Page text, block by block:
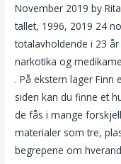
November 2019 by
tallet, 1996, 2019 24
totalavholdende i 23
narkotika og
. På ekstern lager
siden kan du finne et
de fås i mange
materialer som tre,
begrepene om